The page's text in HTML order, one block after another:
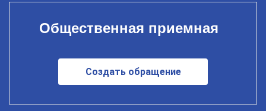
Общественная приемная
Создать обращение